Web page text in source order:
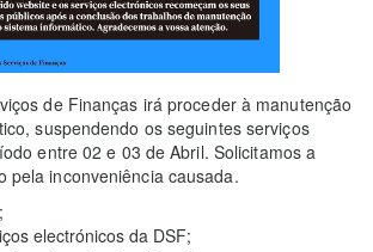
de Finanças irá proceder à manutenção
suspendendo os seguintes serviços
entre 02 e 03 de Abril. Solicitamos a
pela inconveniência causada.
electrónicos da DSF;